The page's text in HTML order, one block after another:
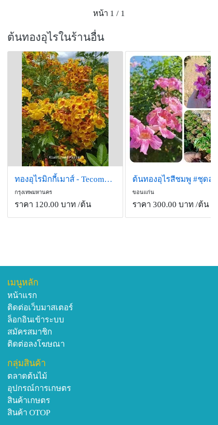
หน้า 1 / 1
ต้นทองอุไรในร้านอื่น
ทองอุไรมิกกี้เมาส์ - Tecoma &#39;Sparky&#39; (กทม)
กรุงเทพมหานคร
ราคา 120.00 บาท /ต้น
ขอนแก่น
ราคา 300.00 บาท /ต้น
เมนูหลัก
หน้าแรก
ติดต่อเว็บมาสเตอร์
ล็อกอินเข้าระบบ
สมัครสมาชิก
ติดต่อลงโฆษณา
กลุ่มสินค้า
ตลาดต้นไม้
อุปกรณ์การเกษตร
สินค้าเกษตร
สินค้า OTOP